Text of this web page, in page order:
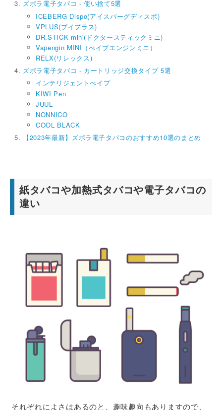
ズボラ電子タバコ - 使い捨て5選
ICEBERG Dispo(アイスバーグディスポ)
VPLUS(ブイプラス)
DR.STICK mini(ドクタースティックミニ)
Vapengin MINI（べイプエンジンミニ）
RELX(リレックス)
ズボラ電子タバコ - カートリッジ交換タイプ 5選
インテリジェントべイプ
KIWI Pen
JUUL
NONNICO
COOL BLACK
【2023年最新】ズボラ電子タバコのおすすめ10選のまとめ
紙タバコや加熱式タバコや電子タバコの
違い
それぞれによさはあるのと、趣味趣向もありますので、